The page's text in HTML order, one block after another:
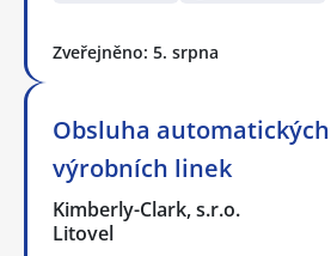
Zveřejněno: 5. srpna
Obsluha automatických
výrobních linek
Kimberly-Clark, s.r.o.
Litovel